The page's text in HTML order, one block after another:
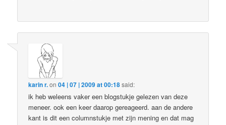
karin r.on04 | 07 | 2009 at 00:18said:
ik heb weleens vaker een blogstukje gelezen van deze
meneer. ook een keer daarop gereageerd. aan de andere
kant is dit een columnstukje met zijn mening en dat mag